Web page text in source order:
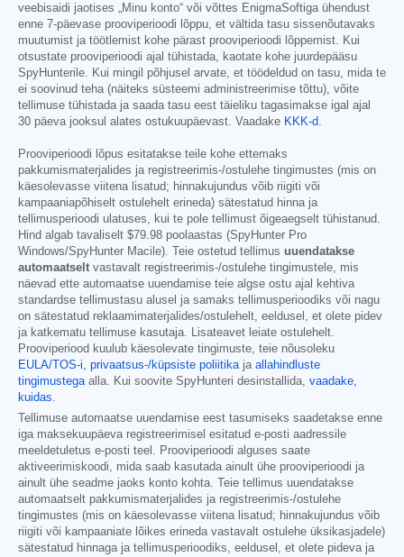
veebisaidi jaotises „Minu konto“ või võttes EnigmaSoftiga ühendust
enne 7-päevase prooviperioodi lõppu, et vältida tasu sissenõutavaks
muutumist ja töötlemist kohe pärast prooviperioodi lõppemist. Kui
otsustate prooviperioodi ajal tühistada, kaotate kohe juurdepääsu
SpyHunterile. Kui mingil põhjusel arvate, et töödeldud on tasu, mida te
ei soovinud teha (näiteks süsteemi administreerimise tõttu), võite
tellimuse tühistada ja saada tasu eest täieliku tagasimakse igal ajal
30 päeva jooksul alates ostukuupäevast. Vaadake KKK-d.
Prooviperioodi lõpus esitatakse teile kohe ettemaks
pakkumismaterjalides ja registreerimis-/ostulehe tingimustes (mis on
käesolevasse viitena lisatud; hinnakujundus võib riigiti või
kampaaniapõhiselt ostulehelt erineda) sätestatud hinna ja
tellimusperioodi ulatuses, kui te pole tellimust õigeaegselt tühistanud.
Hind algab tavaliselt $79.98 poolaastas (SpyHunter Pro
Windows/SpyHunter Macile). Teie ostetud tellimus uuendatakse
automaatselt vastavalt registreerimis-/ostulehe tingimustele, mis
näevad ette automaatse uuendamise teie algse ostu ajal kehtiva
standardse tellimustasu alusel ja samaks tellimusperioodiks või nagu
on sätestatud reklaamimaterjalides/ostulehelt, eeldusel, et olete pidev
ja katkematu tellimuse kasutaja. Lisateavet leiate ostulehelt.
Prooviperiood kuulub käesolevate tingimuste, teie nõusoleku
EULA/TOS-i, privaatsus-/küpsiste poliitikaja allahindluste
tingimustegaalla. Kui soovite SpyHunteri desinstallida, vaadake,
kuidas.
Tellimuse automaatse uuendamise eest tasumiseks saadetakse enne
iga maksekuupäeva registreerimisel esitatud e-posti aadressile
meeldetuletus e-posti teel. Prooviperioodi alguses saate
aktiveerimiskoodi, mida saab kasutada ainult ühe prooviperioodi ja
ainult ühe seadme jaoks konto kohta. Teie tellimus uuendatakse
automaatselt pakkumismaterjalides ja registreerimis-/ostulehe
tingimustes (mis on käesolevasse viitena lisatud; hinnakujundus võib
riigiti või kampaaniate lõikes erineda vastavalt ostulehe üksikasjadele)
sätestatud hinnaga ja tellimusperioodiks, eeldusel, et olete pideva ja